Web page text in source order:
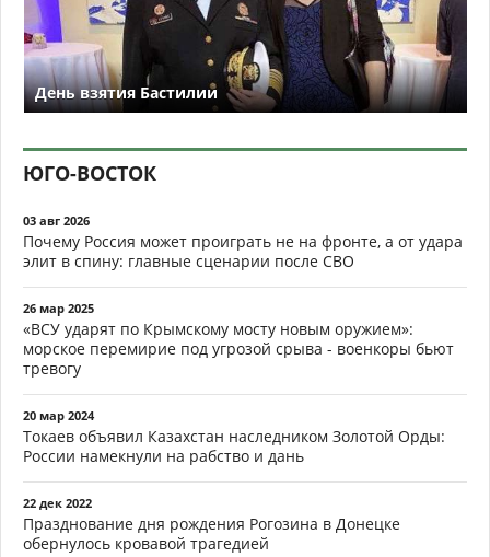
День взятия Бастилии
ЮГО-ВОСТОК
03 авг 2026
Почему Россия может проиграть не на фронте, а от удара
элит в спину: главные сценарии после СВО
26 мар 2025
«ВСУ ударят по Крымскому мосту новым оружием»:
морское перемирие под угрозой срыва - военкоры бьют
тревогу
20 мар 2024
Токаев объявил Казахстан наследником Золотой Орды:
России намекнули на рабство и дань
22 дек 2022
Празднование дня рождения Рогозина в Донецке
обернулось кровавой трагедией